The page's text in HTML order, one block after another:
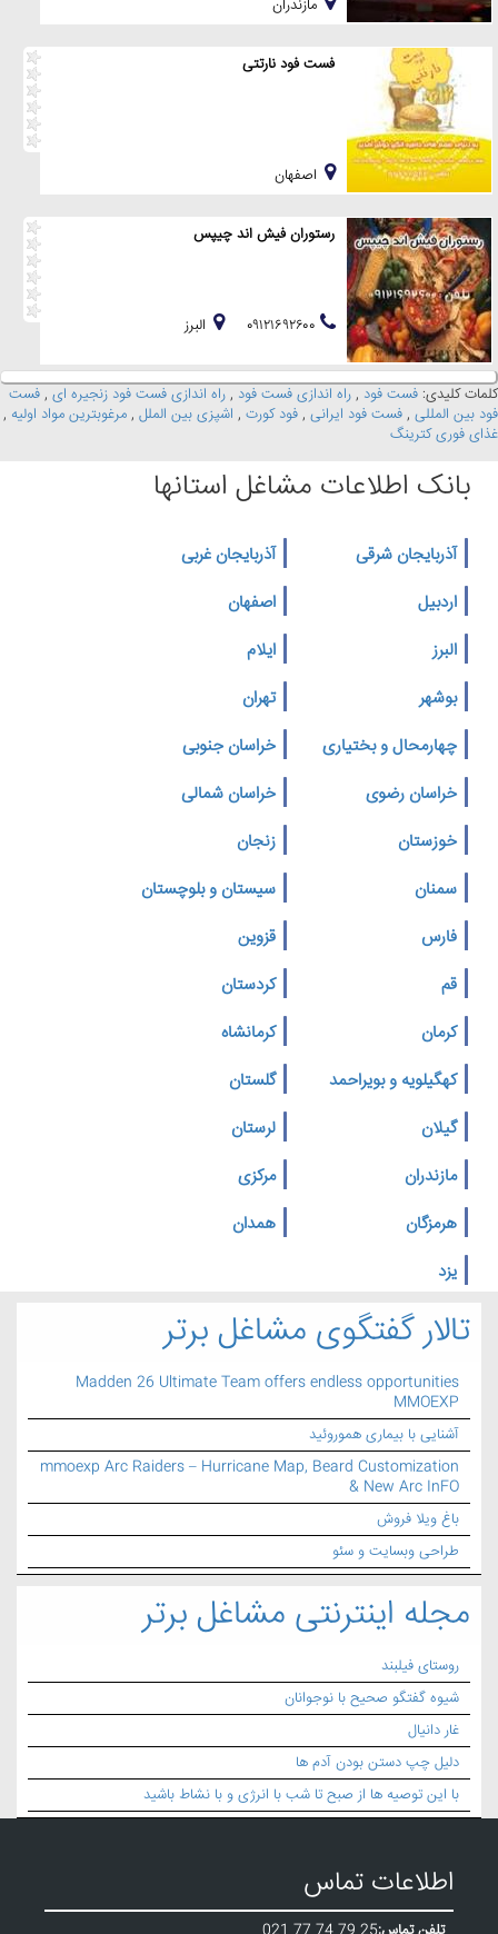
مازندران
فست فود نارتتی
اصفهان
رستوران فیش اند چیپس
البرز
کلمات کلیدی: فست فود , راه اندازی فست فود , راه اندازی فست فود زنجیره ای , فست
فود بین المللی , فست فود ایرانی , فود کورت , اشپزی بین الملل , مرغوبترین مواد اولیه ,
غذای فوری کترینگ
بانک اطلاعات مشاغل استانها
آذربایجان شرقی
آذربایجان غربی
اردبیل
اصفهان
البرز
ایلام
بوشهر
تهران
چهارمحال و بختیاری
خراسان جنوبی
خراسان رضوی
خراسان شمالی
خوزستان
زنجان
سمنان
سیستان و بلوچستان
فارس
قزوین
قم
کردستان
کرمان
کرمانشاه
کهگیلویه و بویراحمد
گلستان
گیلان
لرستان
مازندران
مرکزی
هرمزگان
همدان
یزد
تالار گفتگوی مشاغل برتر
Madden 26 Ultimate Team offers endless opportunities
MMOEXP
آشنایی با بیماری هموروئید
mmoexp Arc Raiders – Hurricane Map, Beard Customization
& New Arc InFO
باغ ویلا فروش
طراحی وبسایت و سئو
مجله اینترنتی مشاغل برتر
روستای فیلبند
شیوه گفتگو صحیح با نوجوانان
غار دانیال
دلیل چپ دستن بودن آدم ها
با این توصیه ها از صبح تا شب با انرژی و با نشاط باشید
اطلاعات تماس